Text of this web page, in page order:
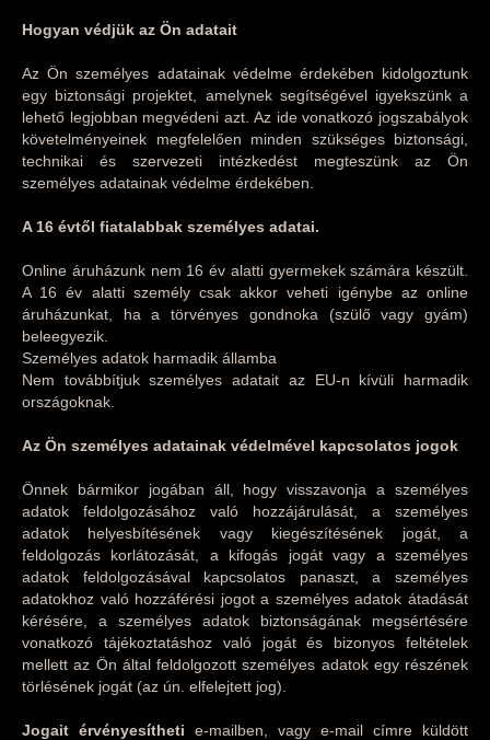
Hogyan védjük az Ön adatait
Az Ön személyes adatainak védelme érdekében kidolgoztunk
egy biztonsági projektet, amelynek segítségével igyekszünk a
lehető legjobban megvédeni azt. Az ide vonatkozó jogszabályok
követelményeinek megfelelően minden szükséges biztonsági,
technikai és szervezeti intézkedést megteszünk az Ön
személyes adatainak védelme érdekében.
A 16 évtől fiatalabbak személyes adatai.
Online áruházunk nem 16 év alatti gyermekek számára készült.
A 16 év alatti személy csak akkor veheti igénybe az online
áruházunkat, ha a törvényes gondnoka (szülő vagy gyám)
beleegyezik.
Személyes adatok harmadik államba
Nem továbbítjuk személyes adatait az EU-n kívüli harmadik
országoknak.
Az Ön személyes adatainak védelmével kapcsolatos jogok
Önnek bármikor jogában áll, hogy visszavonja a személyes
adatok feldolgozásához való hozzájárulását, a személyes
adatok helyesbítésének vagy kiegészítésének jogát, a
feldolgozás korlátozását, a kifogás jogát vagy a személyes
adatok feldolgozásával kapcsolatos panaszt, a személyes
adatokhoz való hozzáférési jogot a személyes adatok átadását
kérésére, a személyes adatok biztonságának megsértésére
vonatkozó tájékoztatáshoz való jogát és bizonyos feltételek
mellett az Ön által feldolgozott személyes adatok egy részének
törlésének jogát (az ún. elfelejtett jog).
Jogait érvényesítheti e-mailben, vagy e-mail címre küldött